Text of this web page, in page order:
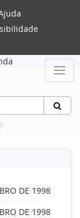
DE 1998
DE 1998